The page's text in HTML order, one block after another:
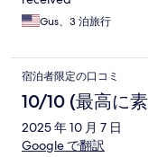
Gus、3 泊旅行
宿泊者限定の口コミ
10/10 (最高に
2025 年 10 月 7 日
Google で翻訳